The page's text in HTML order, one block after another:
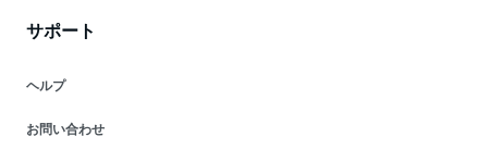
サポート
ヘルプ
お問い合わせ